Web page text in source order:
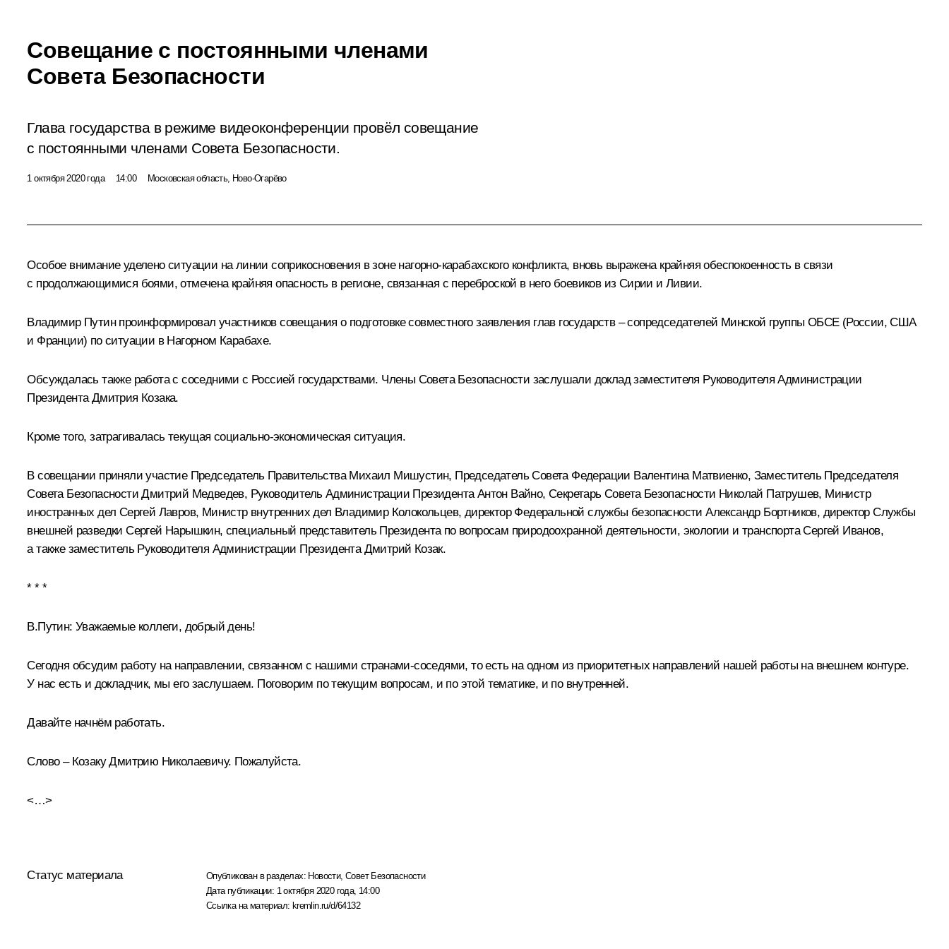
Совещание с постоянными членами
Совета Безопасности
Глава государства в режиме видеоконференции провёл совещание
с постоянными членами Совета Безопасности.
1 октября 2020 года 14:00 Московская область, Ново-Огарёво
Особое внимание уделено ситуации на линии соприкосновения в зоне нагорно-карабахского конфликта, вновь выражена крайняя обеспокоенность в связи
с продолжающимися боями, отмечена крайняя опасность в регионе, связанная с переброской в него боевиков из Сирии и Ливии.
Владимир Путин проинформировал участников совещания о подготовке совместного заявления глав государств – сопредседателей Минской группы ОБСЕ(России, США
и Франции) по ситуации в Нагорном Карабахе.
Обсуждалась также работа с соседними с Россией государствами. Члены Совета Безопасности заслушали доклад заместителя Руководителя Администрации
Президента Дмитрия Козака.
Кроме того, затрагивалась текущая социально-экономическая ситуация.
В совещании приняли участие Председатель Правительства Михаил Мишустин, Председатель Совета Федерации Валентина Матвиенко, Заместитель Председателя
Совета БезопасностиДмитрий Медведев, Руководитель Администрации Президента Антон Вайно, Секретарь Совета Безопасности Николай Патрушев, Министр
иностранных дел Сергей Лавров, Министр внутренних дел Владимир Колокольцев, директор Федеральной службы безопасностиАлександр Бортников, директор Службы
внешней разведкиСергей Нарышкин, специальный представитель Президента по вопросам природоохранной деятельности, экологии и транспортаСергей Иванов,
а также заместитель Руководителя Администрации Президента Дмитрий Козак.
* * *
В.Путин: Уважаемые коллеги, добрый день!
Сегодня обсудим работу на направлении, связанном с нашими странами-соседями, то есть на одном из приоритетных направлений нашей работы на внешнем контуре.
У нас есть и докладчик, мы его заслушаем. Поговорим по текущим вопросам, и по этой тематике, и по внутренней.
Давайте начнём работать.
Слово – Козаку Дмитрию Николаевичу. Пожалуйста.
<…>
Статус материала Опубликован в разделах: Новости,Совет Безопасности
Дата публикации: 1 октября 2020 года, 14:00
Ссылка на материал: kremlin.ru/d/64132